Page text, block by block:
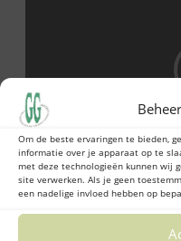
Om de beste ervaringen te bieden,
informatie over je apparaat op te
met deze technologieën kunnen wij
site verwerken. Als je geen
een nadelige invloed hebben op